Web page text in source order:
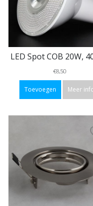
LED Spot COB 20W,
€8,50
Toevoegen Meer